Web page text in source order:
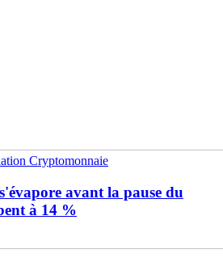
Cryptomonnaie
avant la pause du
à 14 %